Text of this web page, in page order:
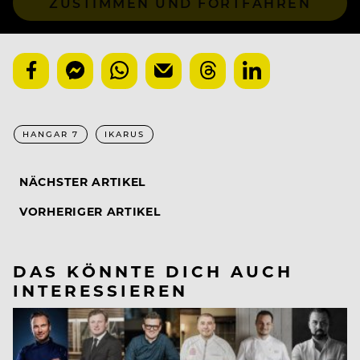
HANGAR 7 IKARUS
NÄCHSTER ARTIKEL
VORHERIGER ARTIKEL
DAS KÖNNTE DICH AUCH
INTERESSIEREN